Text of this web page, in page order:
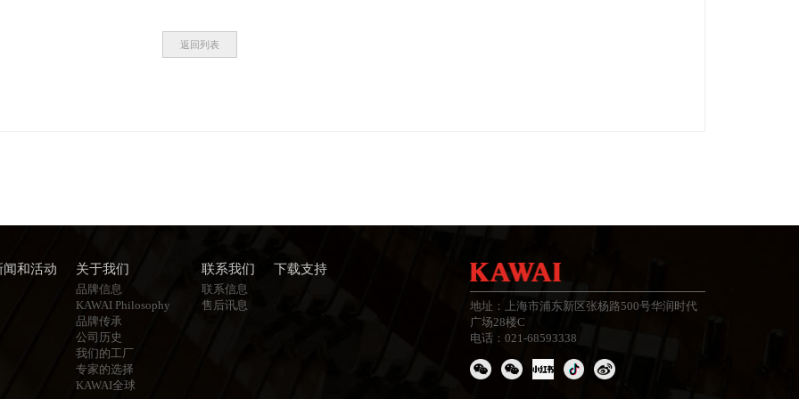
返回列表
闻和活动 关于我们
品牌信息
KAWAI Philosophy
品牌传承
公司历史
我们的工厂
专家的选择
KAWAI全球
联系我们
联系信息
售后讯息
下载支持
地址：上海市浦东新区张杨路500号华润时代
广场28楼C
电话：021-68593338